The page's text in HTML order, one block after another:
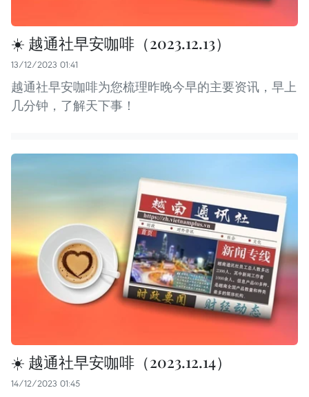
☀️ 越通社早安咖啡（2023.12.13）
13/12/2023 01:41
越通社早安咖啡为您梳理昨晚今早的主要资讯，早上
几分钟，了解天下事！
☀️ 越通社早安咖啡（2023.12.14）
14/12/2023 01:45